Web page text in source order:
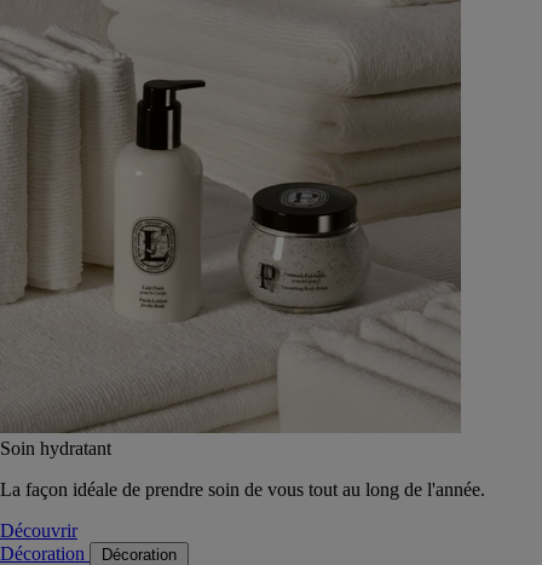
Soin hydratant
La façon idéale de prendre soin de vous tout au long de l'année.
Découvrir
Décoration
Décoration